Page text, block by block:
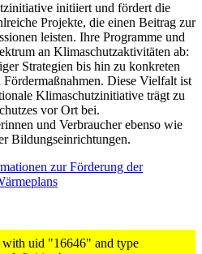
initiiert und fördert die
Projekte, die einen Beitrag zur
leisten. Ihre Programme und
an Klimaschutzaktivitäten ab:
Strategien bis hin zu konkreten
Diese Vielfalt ist
Klimaschutzinitiative trägt zu
vor Ort bei.
und Verbraucher ebenso wie
Bildungseinrichtungen.
zur Förderung der
with uid "16646" and type